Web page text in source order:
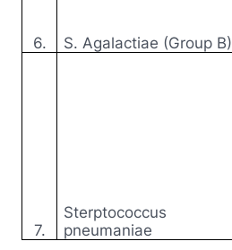
6. S. Agalactiae (Group B)
7.
Sterptococcus
pneumaniae